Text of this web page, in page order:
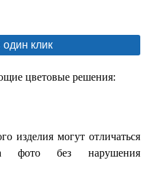
один клик
цветовые решения:
изделия могут отличаться
фото без нарушения